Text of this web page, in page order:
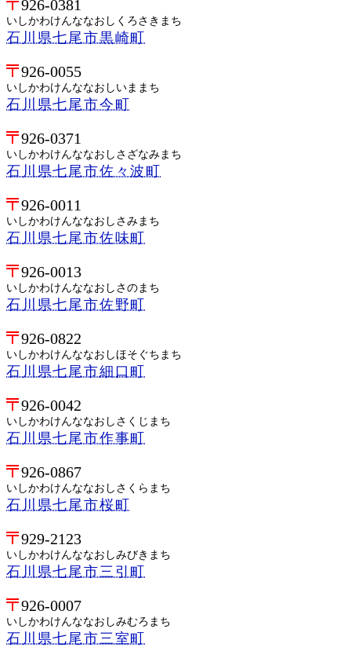
926-0381
いしかわけんななおしくろさきまち
石川県七尾市黒崎町
926-0055
いしかわけんななおしいままち
石川県七尾市今町
926-0371
いしかわけんななおしさざなみまち
石川県七尾市佐々波町
926-0011
いしかわけんななおしさみまち
石川県七尾市佐味町
926-0013
いしかわけんななおしさのまち
石川県七尾市佐野町
926-0822
いしかわけんななおしほそぐちまち
石川県七尾市細口町
926-0042
いしかわけんななおしさくじまち
石川県七尾市作事町
926-0867
いしかわけんななおしさくらまち
石川県七尾市桜町
929-2123
いしかわけんななおしみびきまち
石川県七尾市三引町
926-0007
いしかわけんななおしみむろまち
石川県七尾市三室町